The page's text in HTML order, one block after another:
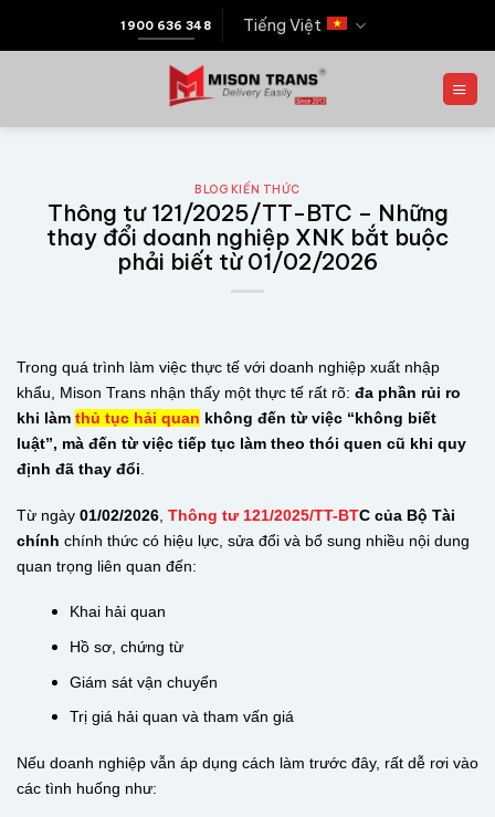
1900 636 348 Tiếng Việt
BLOG KIẾN THỨC
Thông tư 121/2025/TT-BTC – Những
thay đổi doanh nghiệp XNK bắt buộc
phải biết từ 01/02/2026
Trong quá trình làm việc thực tế với doanh nghiệp xuất nhập
khẩu, Mison Trans nhận thấy một thực tế rất rõ: đa phần rủi ro
khi làm thủ tục hải quan không đến từ việc “không biết
luật”, mà đến từ việc tiếp tục làm theo thói quen cũ khi quy
định đã thay đổi
Từ ngày 01/02/2026 Thông tư 121/2025/TT-BTC của Bộ Tài
chính chính thức có hiệu lực, sửa đổi và bổ sung nhiều nội dung
quan trọng liên quan đến:
Khai hải quan
Hồ sơ, chứng từ
Giám sát vận chuyển
Trị giá hải quan và tham vấn giá
Nếu doanh nghiệp vẫn áp dụng cách làm trước đây, rất dễ rơi vào
các tình huống như: